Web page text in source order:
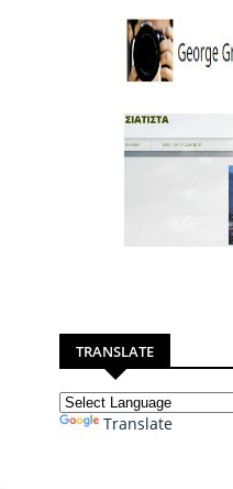
TRANSLATE
Translate